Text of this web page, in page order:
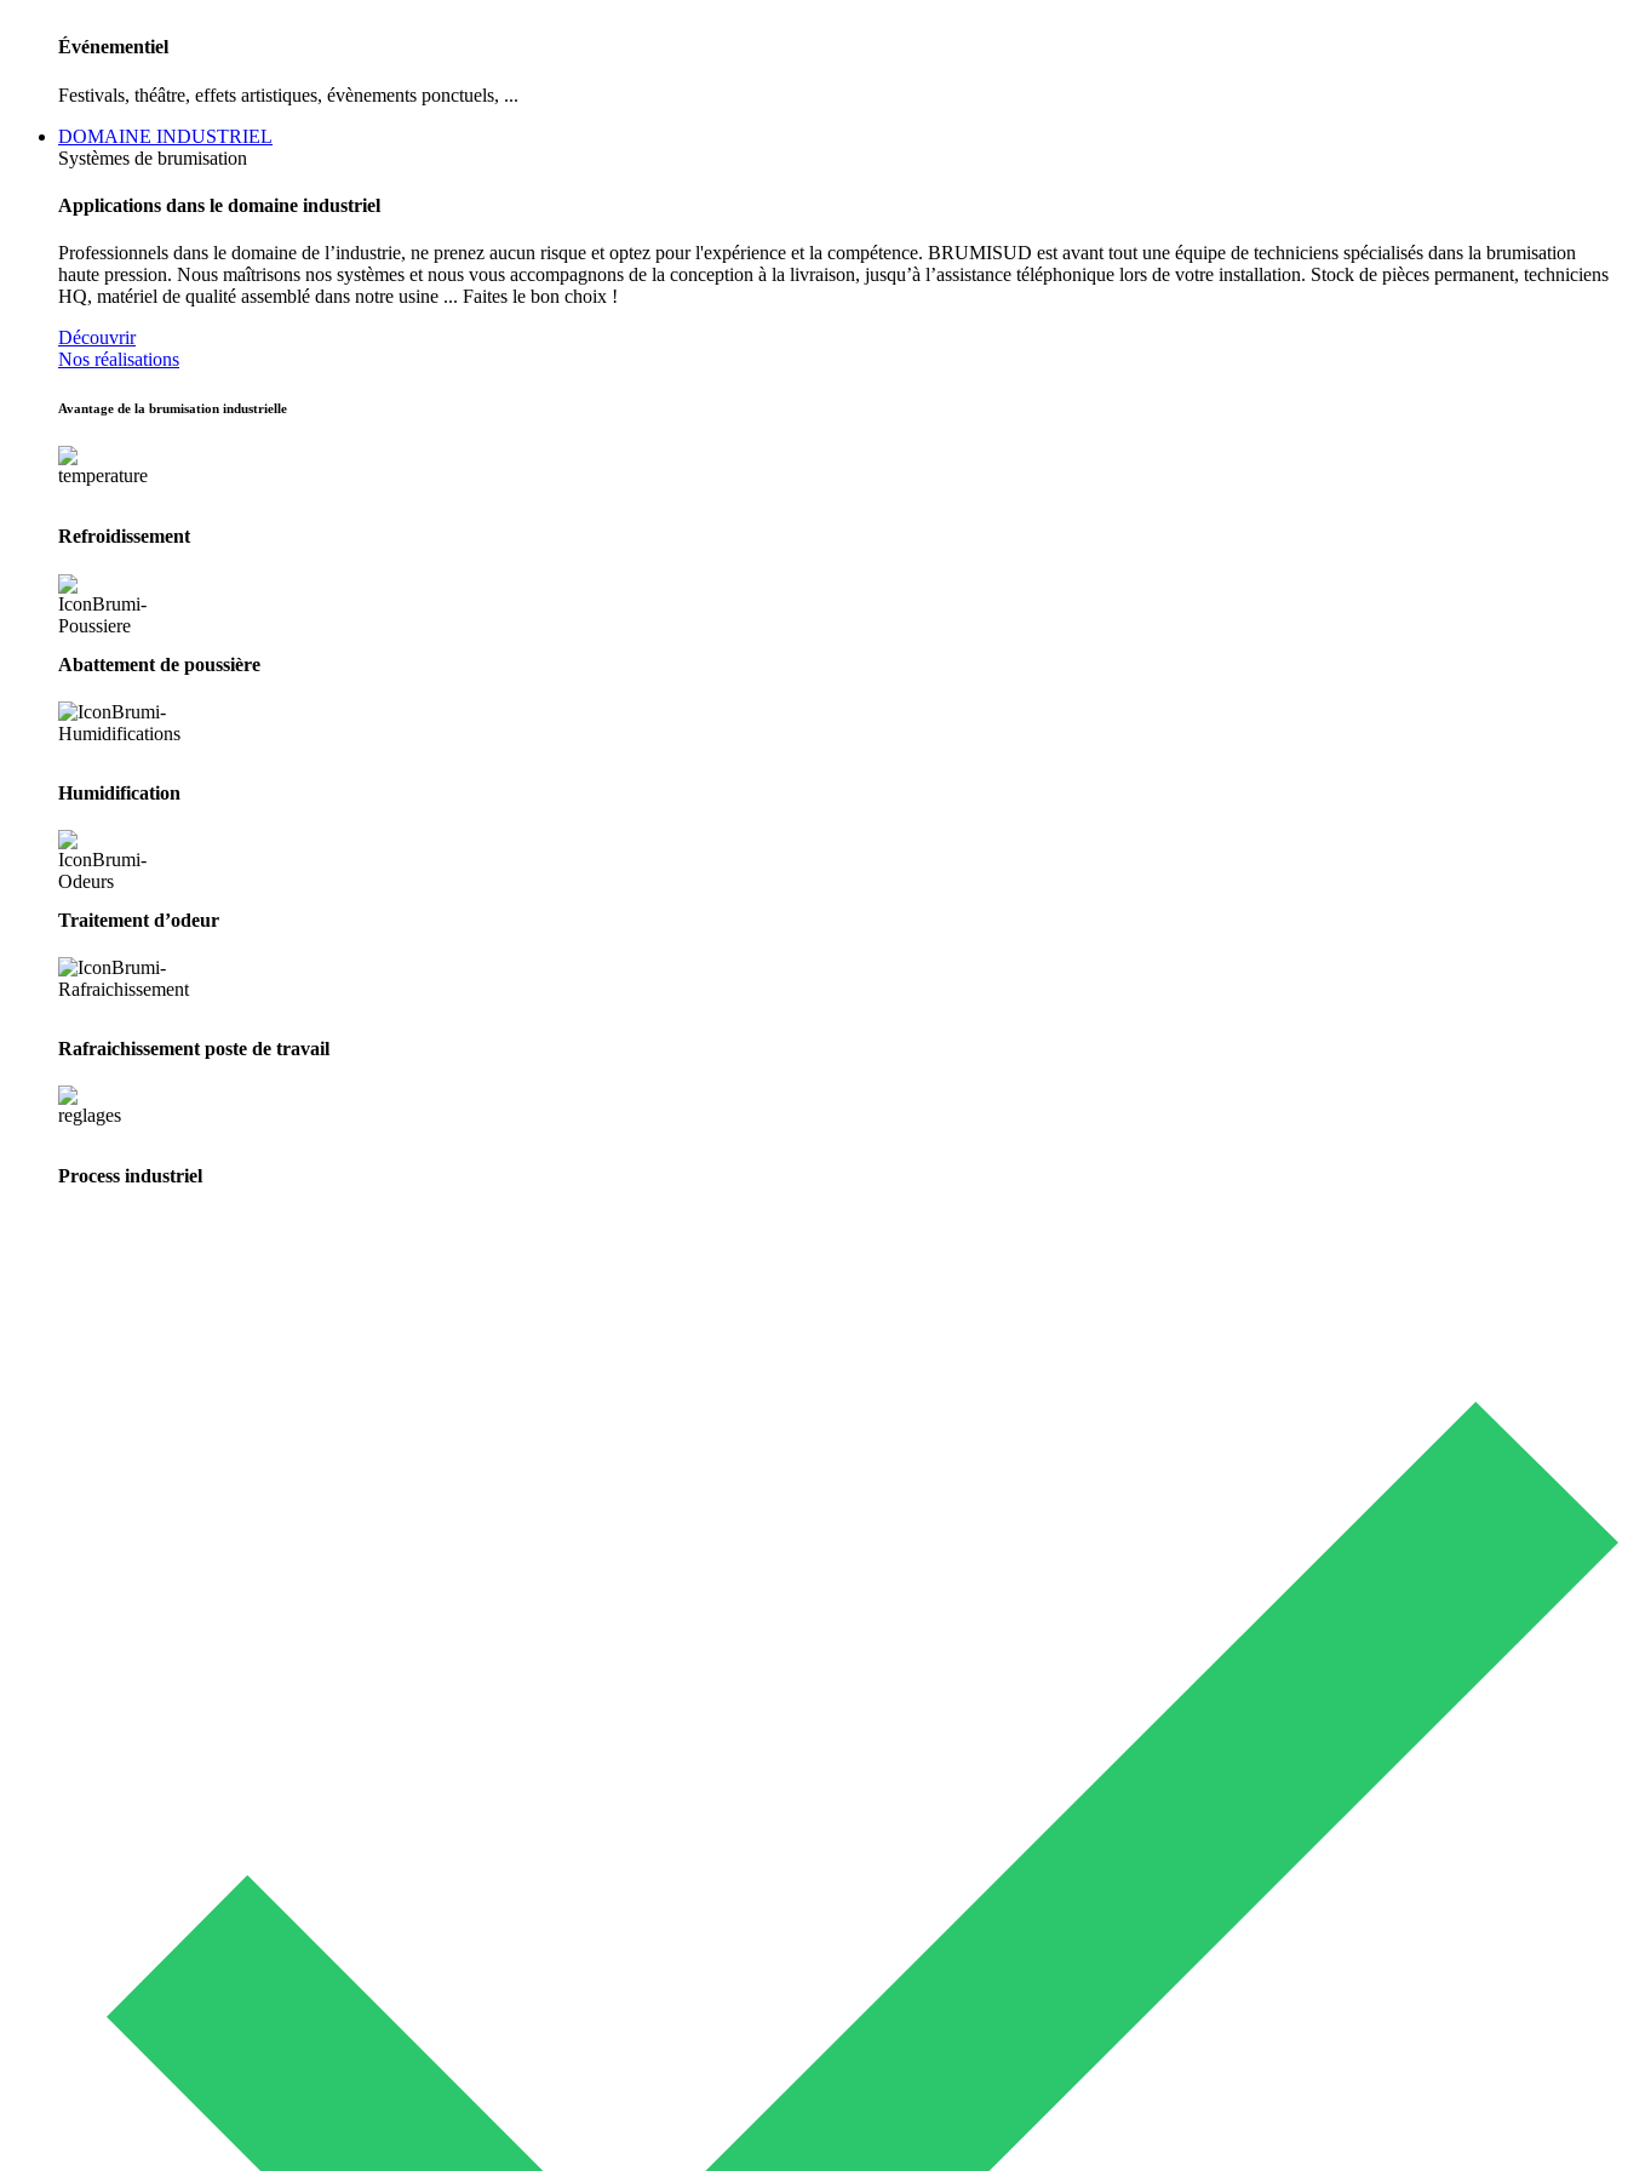
Événementiel
Festivals, théâtre, effets artistiques, évènements ponctuels, ...
DOMAINE INDUSTRIEL
Systèmes de brumisation
Applications dans le domaine industriel
Professionnels dans le domaine de l’industrie, ne prenez aucun risque et optez pour l'expérience et la compétence. BRUMISUD est avant tout une équipe de techniciens spécialisés dans la brumisation
haute pression. Nous maîtrisons nos systèmes et nous vous accompagnons de la conception à la livraison, jusqu’à l’assistance téléphonique lors de votre installation. Stock de pièces permanent, techniciens
HQ, matériel de qualité assemblé dans notre usine ... Faites le bon choix !
Découvrir
Nos réalisations
Avantage de la brumisation industrielle
Refroidissement
Abattement de poussière
Humidification
Traitement d’odeur
Rafraichissement poste de travail
Process industriel